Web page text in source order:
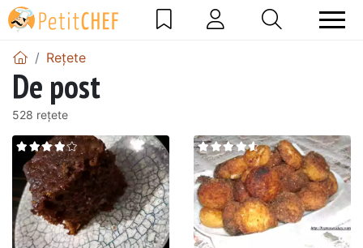
Rețete
De post
528 rețete